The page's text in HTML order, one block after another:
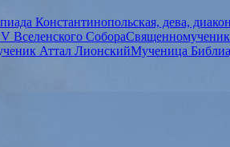
Константинопольская, дева,
Вселенского Собора
Аттал ЛионскийМученица